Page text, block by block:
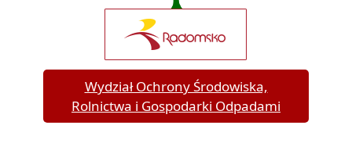
Wydział Ochrony Środowiska,
Rolnictwa i Gospodarki Odpadami